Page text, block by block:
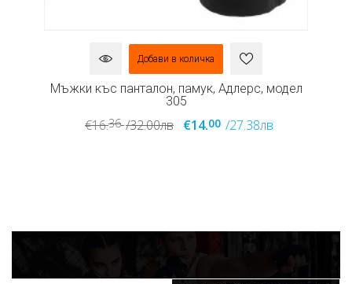
Добави в количка
Мъжки къс панталон, памук, Адлерс, модел
305
€16.36 /32.00лв €14.00 /27.38лв